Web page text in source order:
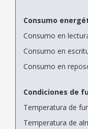
Consumo
Consumo en
Consumo en
Consumo en
Condiciones de
Temperatura de
Temperatura de